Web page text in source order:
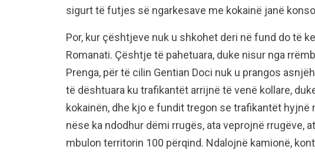
sigurt të futjes së ngarkesave me kokainë janë
Por, kur çështjeve nuk u shkohet deri në fund do të
Romanati. Çështje të pahetuara, duke nisur nga
Prenga, për të cilin Gentian Doci nuk u prangos
të dështuara ku trafikantët arrijnë të venë kollare,
kokainën, dhe kjo e fundit tregon se trafikantët hyjnë
nëse ka ndodhur dëmi rrugës, ata veprojnë rrugëve,
mbulon territorin 100 përqind. Ndalojnë kamionë,